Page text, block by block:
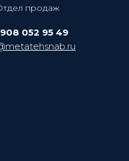
продаж
052 95 49